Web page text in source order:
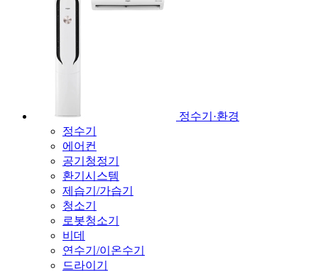
정수기·환경
정수기
에어컨
공기청정기
환기시스템
제습기/가습기
청소기
로봇청소기
비데
연수기/이온수기
드라이기